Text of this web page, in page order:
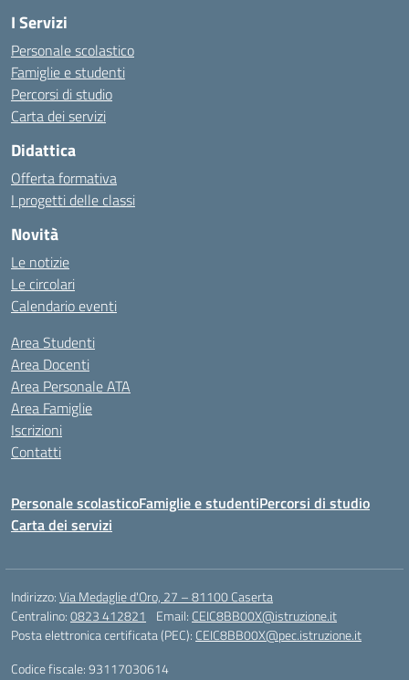
I Servizi
Personale scolastico
Famiglie e studenti
Percorsi di studio
Carta dei servizi
Didattica
Offerta formativa
I progetti delle classi
Novità
Le notizie
Le circolari
Calendario eventi
Area Studenti
Area Docenti
Area Personale ATA
Area Famiglie
Iscrizioni
Contatti
Personale scolasticoFamiglie e studentiPercorsi di studio
Carta dei servizi
Indirizzo:Via Medaglie d'Oro, 27 – 81100 Caserta
Centralino:0823 412821 Email: CEIC8BB00X@istruzione.it
Posta elettronica certificata (PEC): CEIC8BB00X@pec.istruzione.it
Codice fiscale: 93117030614